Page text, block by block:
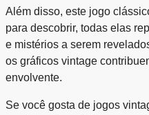
Além disso, este jogo
para descobrir, todas elas
e mistérios a serem
os gráficos vintage
envolvente.
Se você gosta de jogos